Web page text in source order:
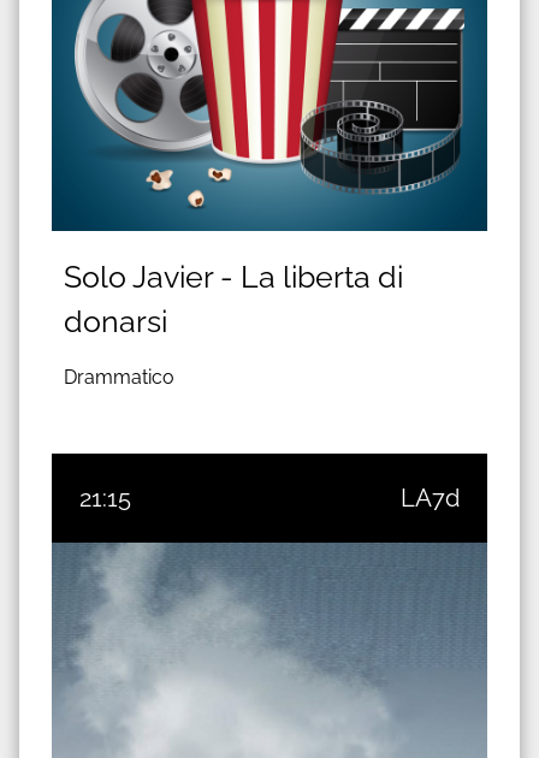
Solo Javier - La liberta di
donarsi
Drammatico
21:15 LA7d